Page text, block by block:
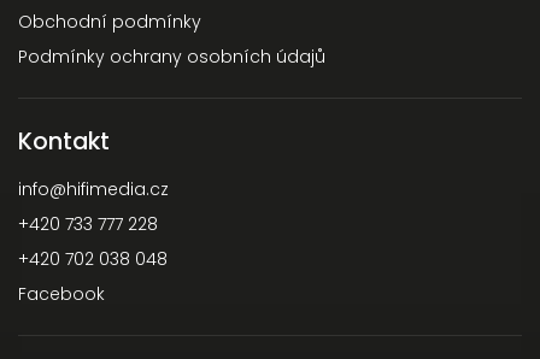
Obchodní podmínky
Podmínky ochrany osobních údajů
Kontakt
info@hifimedia.cz
+420 733 777 228
+420 702 038 048
Facebook